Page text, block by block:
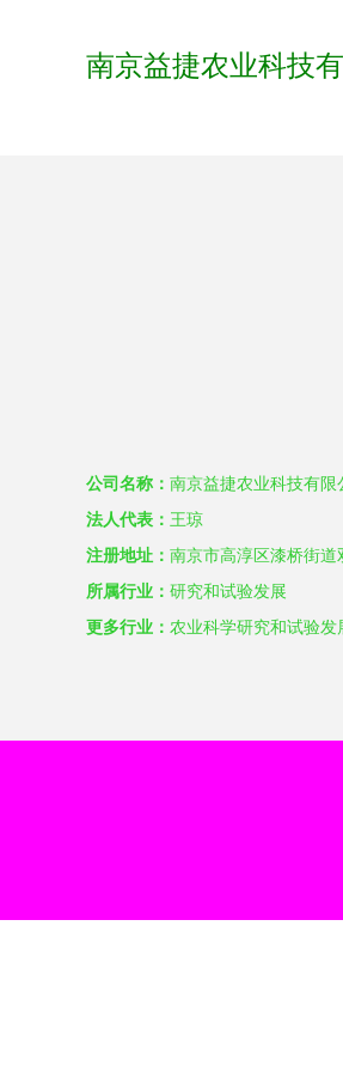
南京益捷农业科技
公司名称： 南京益捷农业科技有限
法人代表： 王琼
注册地址： 南京市高淳区漆桥街
所属行业： 研究和试验发展
更多行业： 农业科学研究和试验